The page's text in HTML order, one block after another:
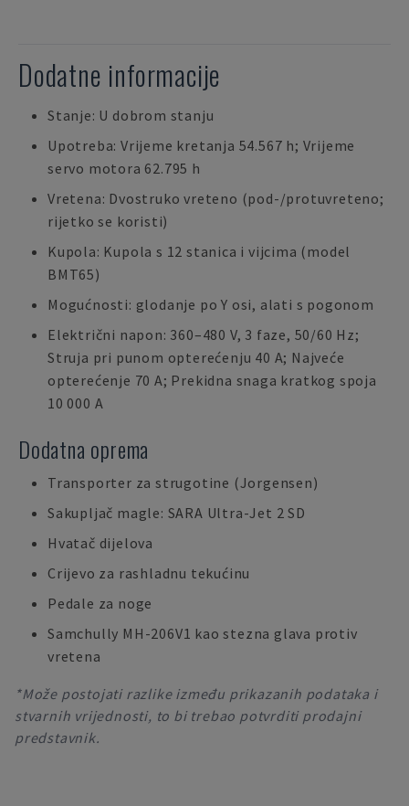
Dodatne informacije
Stanje: U dobrom stanju
Upotreba: Vrijeme kretanja 54.567 h; Vrijeme
servo motora 62.795 h
Vretena: Dvostruko vreteno (pod-/protuvreteno;
rijetko se koristi)
Kupola: Kupola s 12 stanica i vijcima (model
BMT65)
Mogućnosti: glodanje po Y osi, alati s pogonom
Električni napon: 360–480 V, 3 faze, 50/60 Hz;
Struja pri punom opterećenju 40 A; Najveće
opterećenje 70 A; Prekidna snaga kratkog spoja
10 000 A
Dodatna oprema
Transporter za strugotine (Jorgensen)
Sakupljač magle: SARA Ultra-Jet 2 SD
Hvatač dijelova
Crijevo za rashladnu tekućinu
Pedale za noge
Samchully MH-206V1 kao stezna glava protiv
vretena
*Može postojati razlike između prikazanih podataka i
stvarnih vrijednosti, to bi trebao potvrditi prodajni
predstavnik.